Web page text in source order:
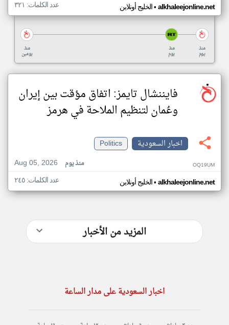
الخليج أونلاين• alkhaleejonline.net عدد الكلمات: ٣٢١
منذ
يومين
منذ
يوم
منذ
يوم
فايننشال تايمز: اتفاق مؤقت بين إيران
وعُمان لتنظيم الملاحة في هرمز
اخبار السعودية
Politics
Aug 05, 2026
منذ يوم OQ19UM
الخليج أونلاين• alkhaleejonline.net عدد الكلمات: ٢٤٥
المزيد من الأخبار
اخبار السعودية على مدار الساعة